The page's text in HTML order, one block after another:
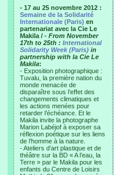
- 17 au 25 novembre 2012 :
Semaine de la Solidarité
Internationale (Paris) en
partenariat avec la Cie Le
Makila / - From November
17th to 25th : International
Solidarity Week (Paris) in
partnership with la Cie Le
Makila:
- Exposition photographique :
Tuvalu, la première nation du
monde menacée de
disparaître sous l’effet des
changements climatiques et
les actions menées pour
retarder l’échéance. Et le
Makila invite la photographe
Marion Labéjof à exposer sa
réflexion poétique sur les liens
de l’homme à la nature.
- Ateliers d’art plastique et de
théâtre sur la BD « A l’eau, la
Terre » par le Makila pour les
enfants du Centre de Loisirs